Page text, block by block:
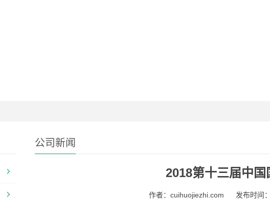
公司新闻
2018第十三届中
作者：cuihuojiezhi.com 发布时间